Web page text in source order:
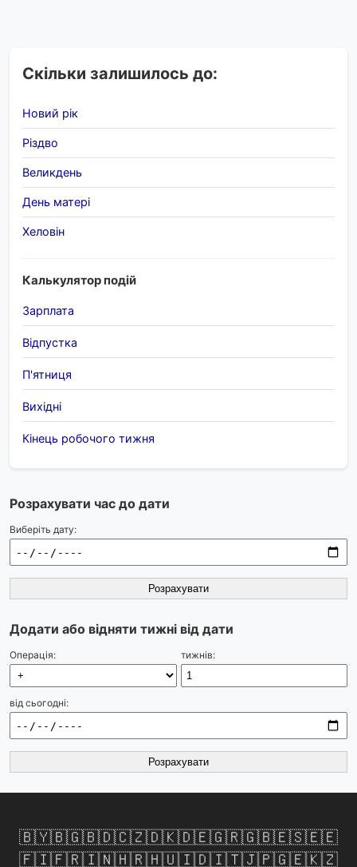
Скільки залишилось до:
Новий рік
Різдво
Великдень
День матері
Хеловін
Калькулятор подій
Зарплата
Відпустка
П'ятниця
Вихідні
Кінець робочого тижня
Розрахувати час до дати
Виберіть дату:
Розрахувати
Додати або відняти тижні від дати
Операція: тижнів:
від сьогодні:
Розрахувати
🇧🇾🇧🇬🇧🇩🇨🇿🇩🇰🇩🇪🇬🇷🇬🇧🇪🇸🇪🇪
🇫🇮🇫🇷🇮🇳🇭🇷🇭🇺🇮🇩🇮🇹🇯🇵🇬🇪🇰🇿